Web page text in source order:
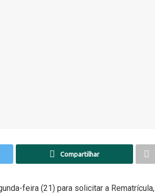
Compartilhar
feira (21) para solicitar a Rematrícula,